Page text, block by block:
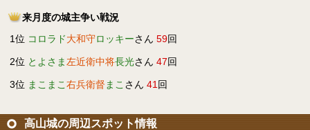
来月度の城主争い戦況
1位 コロラド大和守ロッキーさん 59回
2位 とよさま 左近衛中将長光さん 47回
3位 まこまこ 右兵衛督 まこ さん 41 回
高山城の周辺スポット情報